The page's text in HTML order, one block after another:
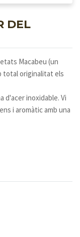
DEL
Macabeu (un
total originalitat els
d'acer inoxidable. Vi
i aromàtic amb una